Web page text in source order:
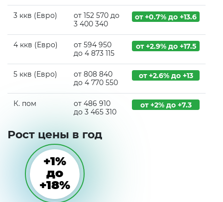
3 ккв (Евро)
от 152 570 до
3 400 340
от +0.7% до +13.6
4 ккв (Евро)
от 594 950
до 4 873 115
от +2.9% до +17.5
5 ккв (Евро)
от 808 840
до 4 770 550
от +2.6% до +13
К. пом
от 486 910
до 3 465 310
от +2% до +7.3
Рост цены в год
+1%
до
+18%